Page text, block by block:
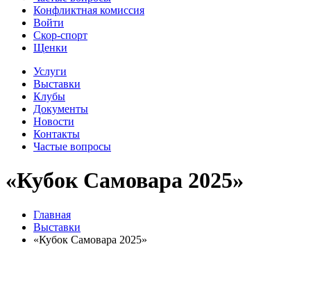
Конфликтная комиссия
Войти
Скор-спорт
Щенки
Услуги
Выставки
Клубы
Документы
Новости
Контакты
Частые вопросы
«Кубок Самовара 2025»
Главная
Выставки
«Кубок Самовара 2025»